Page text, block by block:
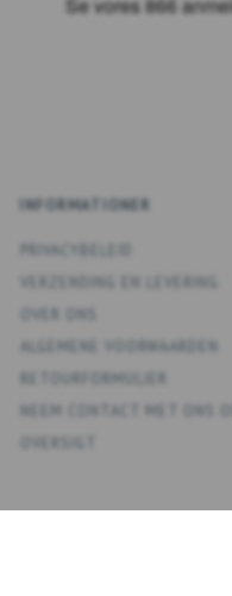
INFORMATIONER
ALGEMENE VOORWAARDEN
RETOURFORMULIER
NEEM CONTACT MET ONS OP